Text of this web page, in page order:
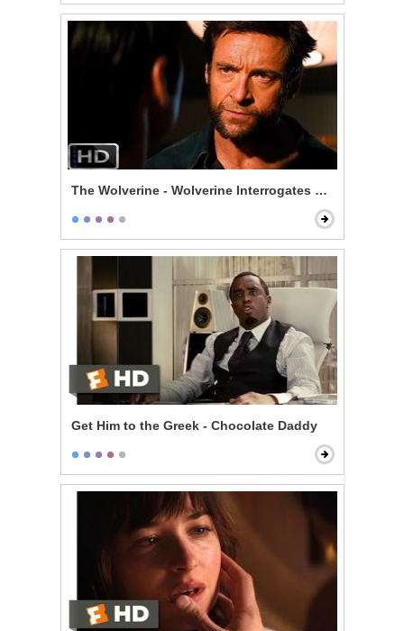
The Wolverine - Wolverine Interrogates Noburo
Get Him to the Greek - Chocolate Daddy